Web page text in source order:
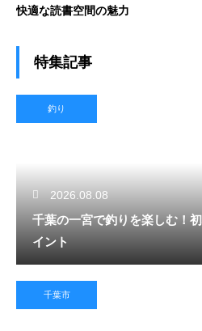
快適な読書空間の魅力
特集記事
釣り
2026.08.08
千葉の一宮で釣りを楽しむ！
イント
千葉市